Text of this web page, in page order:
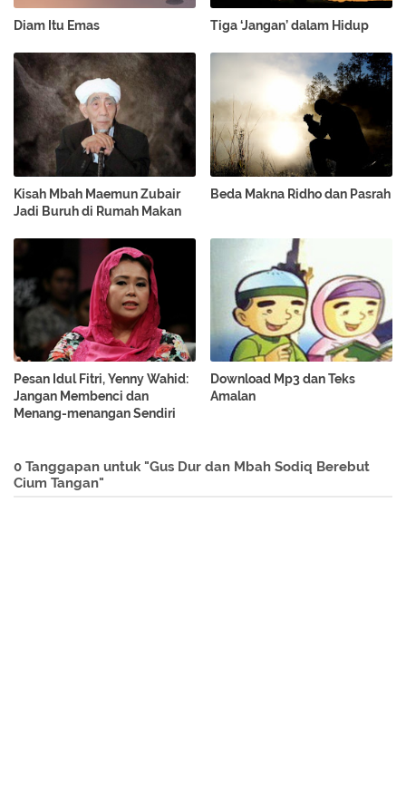
Diam Itu Emas Tiga ‘Jangan’ dalam Hidup
Kisah Mbah Maemun Zubair
Jadi Buruh di Rumah Makan
Beda Makna Ridho dan Pasrah
Pesan Idul Fitri, Yenny Wahid:
Jangan Membenci dan
Menang-menangan Sendiri
Download Mp3 dan Teks
Amalan
0 Tanggapan untuk "Gus Dur dan Mbah Sodiq Berebut
Cium Tangan"